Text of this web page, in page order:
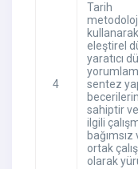
4
Tarih
eleştirel
yaratıcı
sentez
sahiptir
ilgili
bağımsız
ortak
olarak